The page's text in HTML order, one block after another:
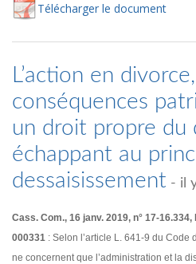
Télécharger le document
L’action en
conséquences
un droit propre du
échappant au
dessaisissement - il
Cass. Com., 16 janv. 2019, n° 17-
000331 : Selon l’article L. 641-9 du
ne concernent que l’administration et la